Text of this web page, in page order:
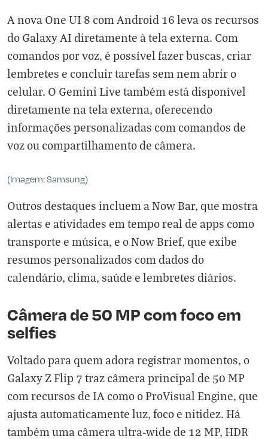
A nova One UI 8 com Android 16 leva os recursos
do Galaxy AI diretamente à tela externa. Com
comandos por voz, é possível fazer buscas, criar
lembretes e concluir tarefas sem nem abrir o
celular. O Gemini Live também está disponível
diretamente na tela externa, oferecendo
informações personalizadas com comandos de
voz ou compartilhamento de câmera.
(Imagem: Samsung)
Outros destaques incluem a Now Bar, que mostra
alertas e atividades em tempo real de apps como
transporte e música, e o Now Brief, que exibe
resumos personalizados com dados do
calendário, clima, saúde e lembretes diários.
Câmera de 50 MP com foco em
selfies
Voltado para quem adora registrar momentos, o
Galaxy Z Flip 7 traz câmera principal de 50 MP
com recursos de IA como o ProVisual Engine, que
ajusta automaticamente luz, foco e nitidez. Há
também uma câmera ultra-wide de 12 MP, HDR